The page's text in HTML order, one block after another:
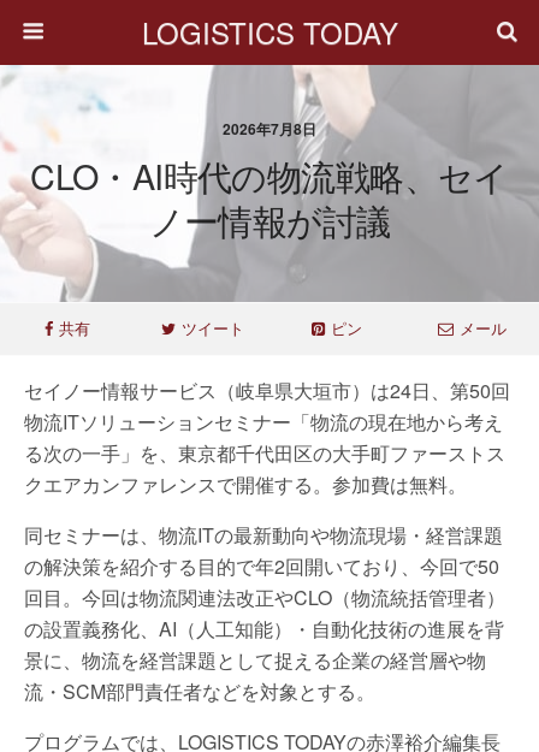
LOGISTICS TODAY
2026年7月8日
CLO・AI時代の物流戦略、セイ
ノー情報が討議
共有 ツイート ピン メール
セイノー情報サービス（岐阜県大垣市）は24日、第50回
物流ITソリューションセミナー「物流の現在地から考え
る次の一手」を、東京都千代田区の大手町ファーストス
クエアカンファレンスで開催する。参加費は無料。
同セミナーは、物流ITの最新動向や物流現場・経営課題
の解決策を紹介する目的で年2回開いており、今回で50
回目。今回は物流関連法改正やCLO（物流統括管理者）
の設置義務化、AI（人工知能）・自動化技術の進展を背
景に、物流を経営課題として捉える企業の経営層や物
流・SCM部門責任者などを対象とする。
プログラムでは、LOGISTICS TODAYの赤澤裕介編集長